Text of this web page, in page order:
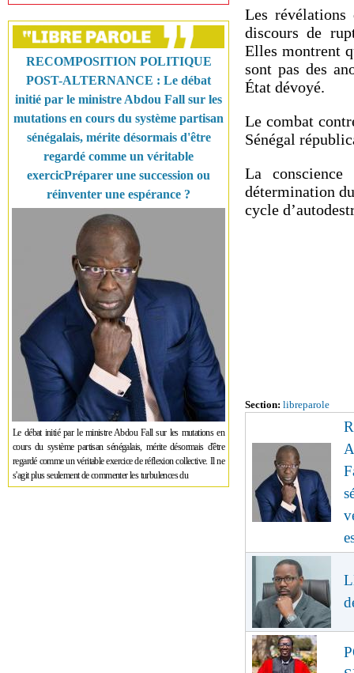
RECOMPOSITION POLITIQUE
POST-ALTERNANCE : Le débat
initié par le ministre Abdou Fall sur les
mutations en cours du système partisan
sénégalais, mérite désormais d'être
regardé comme un véritable
exercicPréparer une succession ou
réinventer une espérance ?
Le débat initié par le ministre Abdou Fall sur les mutations en
cours du système partisan sénégalais, mérite désormais d'être
regardé comme un véritable exercice de réflexion collective. Il ne
s'agit plus seulement de commenter les turbulences du
Les
discours de
Elles montrent
sont pas des
État dévoyé.
Le combat
Sénégal
La
détermination
cycle
Section: libreparole